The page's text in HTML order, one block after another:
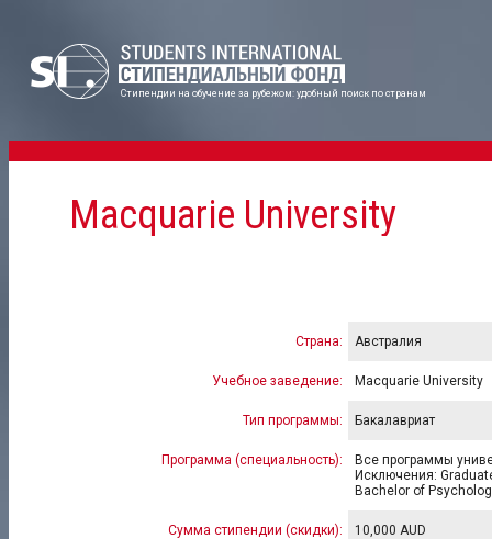
Стипендии на обучение за рубежом: удобный поиск по странам
Macquarie University
Страна: Австралия
Учебное заведение: Macquarie University
Тип программы: Бакалавриат
Программа (специальность):
Все программы
Исключения:
Bachelor of
Сумма стипендии (скидки): 10,000 AUD